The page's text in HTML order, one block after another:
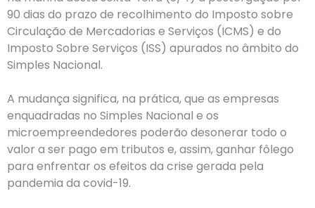
90 dias do prazo de recolhimento do Imposto sobre
Circulação de Mercadorias e Serviços (ICMS) e do
Imposto Sobre Serviços (ISS) apurados no âmbito do
Simples Nacional.
A mudança significa, na prática, que as empresas
enquadradas no Simples Nacional e os
microempreendedores poderão desonerar todo o
valor a ser pago em tributos e, assim, ganhar fôlego
para enfrentar os efeitos da crise gerada pela
pandemia da covid-19.